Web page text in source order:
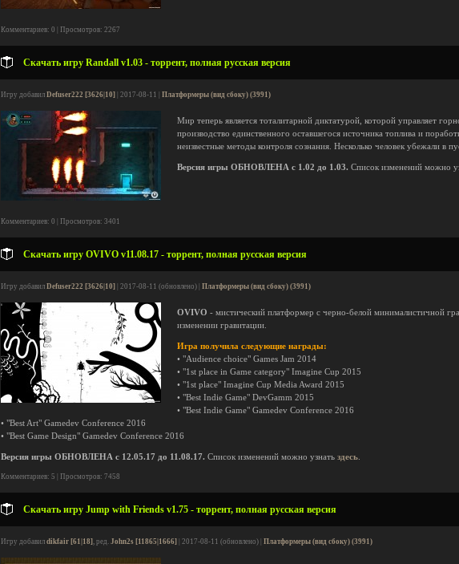
Комментариев: 0 | Просмотров: 2267
Скачать игру Randall v1.03 - торрент, полная русская версия
Игру добавил Defuser222 [3626|10] | 2017-08-11 | Платформеры (вид сбоку) (3991)
Мир теперь является тоталитарной диктатурой, которой управляет
производство единственного оставшегося источника топлива и
неизвестные методы контроля сознания. Несколько человек убежали в
Версия игры ОБНОВЛЕНА с 1.02 до 1.03. Список изменений можно
Комментариев: 0 | Просмотров: 3401
Скачать игру OVIVO v11.08.17 - торрент, полная русская версия
Игру добавил Defuser222 [3626|10] | 2017-08-11 (обновлено) | Платформеры (вид сбоку) (3991)
OVIVO - мистический платформер с черно-белой минималистичной
изменении гравитации.
Игра получила следующие награды:
• "Audience choice" Games Jam 2014
• "1st place in Game category" Imagine Cup 2015
• "1st place" Imagine Cup Media Award 2015
• "Best Indie Game" DevGamm 2015
• "Best Indie Game" Gamedev Conference 2016
• "Best Art" Gamedev Conference 2016
• "Best Game Design" Gamedev Conference 2016
Версия игры ОБНОВЛЕНА с 12.05.17 до 11.08.17. Список изменений можно узнать здесь
Комментариев: 5 | Просмотров: 7458
Скачать игру Jump with Friends v1.75 - торрент, полная русская версия
Игру добавил dikfair [61|18], ред. John2s [11865|1666] | 2017-08-11 (обновлено) | Платформеры (вид сбоку) (3991)